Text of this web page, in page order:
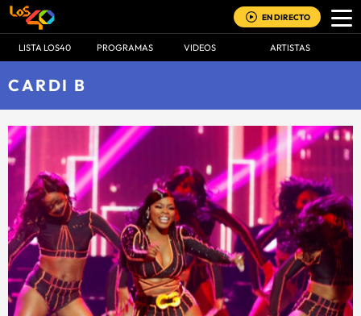
EN DIRECTO
LISTA LOS40 PROGRAMAS VIDEOS ARTISTAS
CARDI B